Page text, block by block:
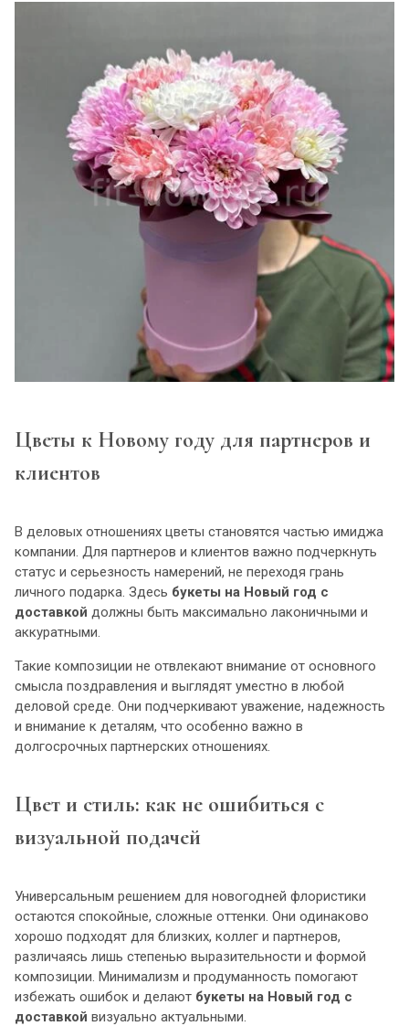
Цветы к Новому году для партнеров и
клиентов
В деловых отношениях цветы становятся частью имиджа
компании. Для партнеров и клиентов важно подчеркнуть
статус и серьезность намерений, не переходя грань
личного подарка. Здесь букеты на Новый год с
доставкой должны быть максимально лаконичными и
аккуратными.
Такие композиции не отвлекают внимание от основного
смысла поздравления и выглядят уместно в любой
деловой среде. Они подчеркивают уважение, надежность
и внимание к деталям, что особенно важно в
долгосрочных партнерских отношениях.
Цвет и стиль: как не ошибиться с
визуальной подачей
Универсальным решением для новогодней флористики
остаются спокойные, сложные оттенки. Они одинаково
хорошо подходят для близких, коллег и партнеров,
различаясь лишь степенью выразительности и формой
композиции. Минимализм и продуманность помогают
избежать ошибок и делают букеты на Новый год с
доставкой визуально актуальными.